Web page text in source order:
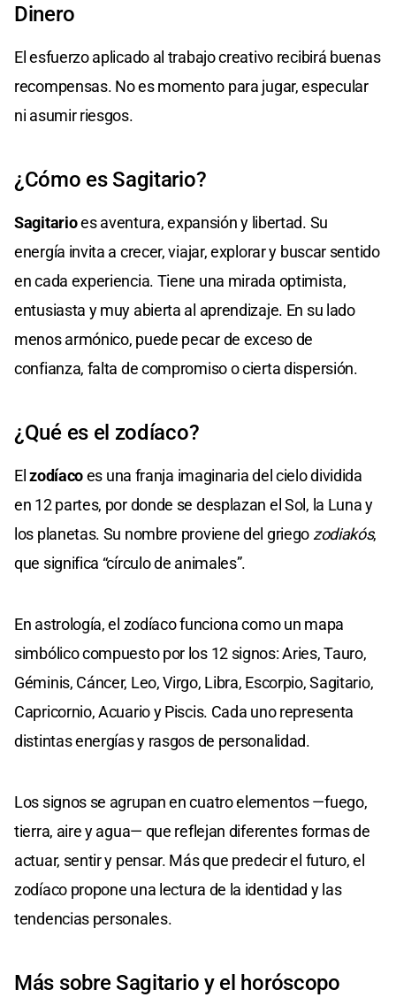
Dinero
El esfuerzo aplicado al trabajo creativo recibirá buenas
recompensas. No es momento para jugar, especular
ni asumir riesgos.
¿Cómo es Sagitario?
Sagitarioes aventura, expansión y libertad. Su
energía invita a crecer, viajar, explorar y buscar sentido
en cada experiencia. Tiene una mirada optimista,
entusiasta y muy abierta al aprendizaje. En su lado
menos armónico, puede pecar de exceso de
confianza, falta de compromiso o cierta dispersión.
¿Qué es el zodíaco?
Elzodíacoes una franja imaginaria del cielo dividida
en 12 partes, por donde se desplazan el Sol, la Luna y
los planetas. Su nombre proviene del griego zodiakós,
que significa “círculo de animales”.
En astrología, el zodíaco funciona como un mapa
simbólico compuesto por los 12 signos: Aries, Tauro,
Géminis, Cáncer, Leo, Virgo, Libra, Escorpio, Sagitario,
Capricornio, Acuario y Piscis. Cada uno representa
distintas energías y rasgos de personalidad.
Los signos se agrupan en cuatro elementos —fuego,
tierra, aire y agua— que reflejan diferentes formas de
actuar, sentir y pensar. Más que predecir el futuro, el
zodíaco propone una lectura de la identidad y las
tendencias personales.
Más sobre Sagitario y el horóscopo